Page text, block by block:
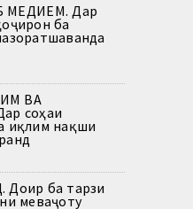
Дар
ба
ВА
соҳаи
иқлим нақши
Доир ба тарзи
меваҷоту